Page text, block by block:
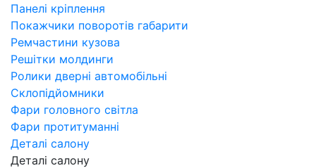
Панелі кріплення
Покажчики поворотів габарити
Ремчастини кузова
Решітки молдинги
Ролики дверні автомобільні
Склопідйомники
Фари головного світла
Фари протитуманні
Деталі салону
Деталі салону